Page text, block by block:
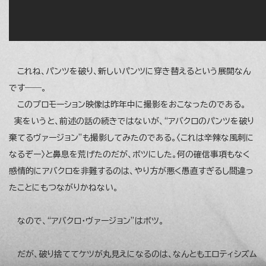
これね、パンツを破り、新しいパンツに穿き替えるという展開なん
です――。
このプロモーション映像は昨年中に撮影をおこなったのである。
実をいうと、前述の話の続きではないが、“アバクロのパンツを破り
棄てるヴァージョン”も撮影してみたのである。〈これは辛辣な風刺に
なるぞー〉と鼻息を荒げたのだが、ボツにした。何の確信事項もなく
感情的にアバクロを非難するのは、やり方が悪く愚直すぎるし間違っ
たことにもつながりかねない。
なので、“アバクロ・ヴァージョン”はボツ。
だが、破り捨ててケツが丸見えになるのは、なんともエロティシズム